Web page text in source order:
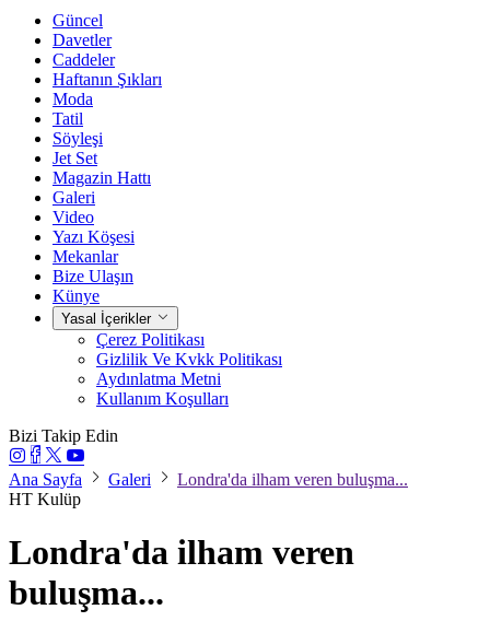
Güncel
Davetler
Caddeler
Haftanın Şıkları
Moda
Tatil
Söyleşi
Jet Set
Magazin Hattı
Galeri
Video
Yazı Köşesi
Mekanlar
Bize Ulaşın
Künye
Yasal İçerikler
Çerez Politikası
Gizlilik Ve Kvkk Politikası
Aydınlatma Metni
Kullanım Koşulları
Bizi Takip Edin
Ana Sayfa Galeri
Londra'da ilham veren buluşma...
HT Kulüp
Londra'da ilham veren
buluşma...